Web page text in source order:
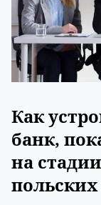
Как
банк,
на